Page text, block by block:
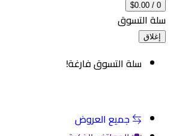
$0.00
سلة التسوق فارغة!
جميع العروض